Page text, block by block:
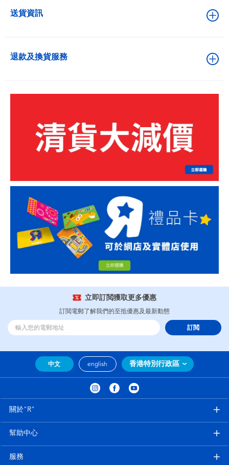
送貨資訊
退款及換貨服務
立即訂閲獲取更多優惠
訂閲電郵了解我們的至抵優惠及最新動態
訂閲
中文 english 香港特別行政區
關於"R"
幫助中心
服務